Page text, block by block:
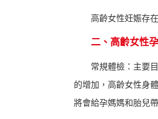
高齡女性妊娠存
二、高齡女性
常規體檢：主要
的增加，高齡女性身
將會給孕媽媽和胎兒